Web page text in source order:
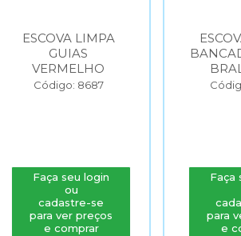
ESCOVA LIMPA
GUIAS
VERMELHO
Código: 8687
Faça seu login
ou
cadastre-se
para ver preços
e comprar
Faça
para
e